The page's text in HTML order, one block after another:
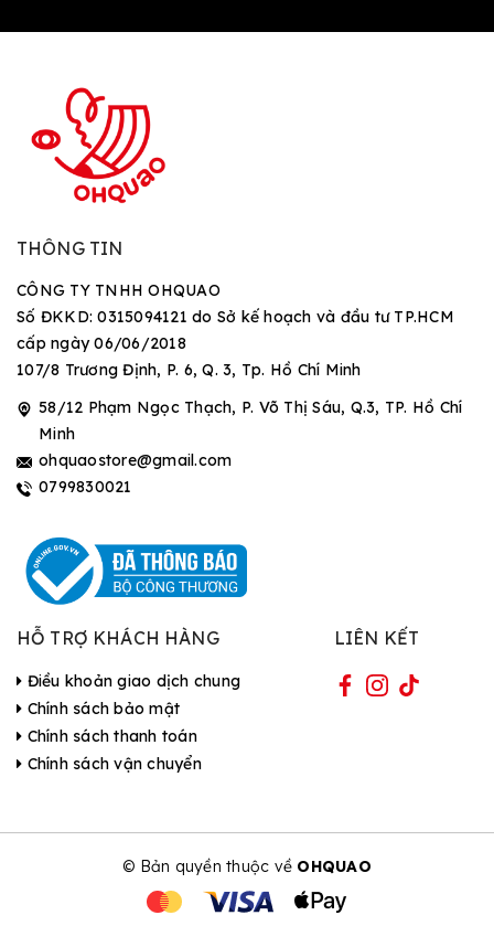
THÔNG TIN
CÔNG TY TNHH OHQUAO
Số ĐKKD: 0315094121 do Sở kế hoạch và đầu tư TP.HCM
cấp ngày 06/06/2018
107/8 Trương Định, P. 6, Q. 3, Tp. Hồ Chí Minh
58/12 Phạm Ngọc Thạch, P. Võ Thị Sáu, Q.3, TP. Hồ Chí
Minh
ohquaostore@gmail.com
0799830021
HỖ TRỢ KHÁCH HÀNG
Điều khoản giao dịch chung
Chính sách bảo mật
Chính sách thanh toán
Chính sách vận chuyển
LIÊN KẾT
© Bản quyền thuộc về OHQUAO
| Cung cấp bởi Sapo